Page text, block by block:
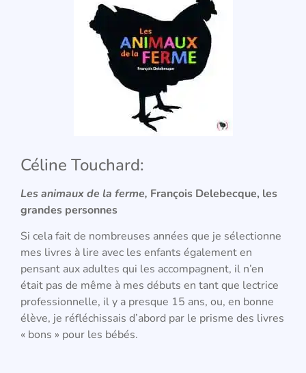
Céline Touchard:
Les animaux de la ferme, François Delebecque, les
grandes personnes
Si cela fait de nombreuses années que je sélectionne
mes livres à lire avec les enfants également en
pensant aux adultes qui les accompagnent, il n’en
était pas de même à mes débuts en tant que lectrice
professionnelle, il y a presque 15 ans, ou, en bonne
élève, je réfléchissais d’abord par le prisme des livres
« bons » pour les bébés.